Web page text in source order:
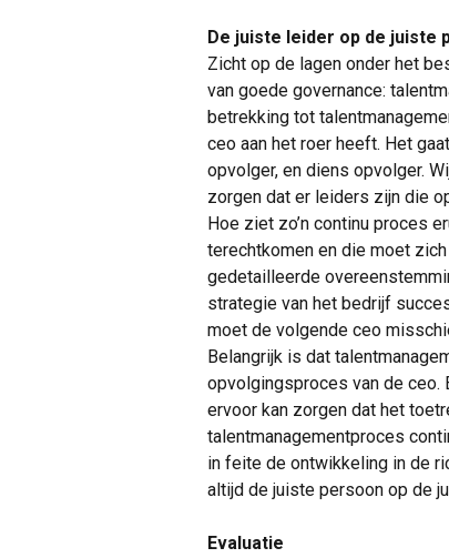
De juiste leider op de juiste
Zicht op de lagen onder het
van goede governance:
betrekking tot
ceo aan het roer heeft. Het
opvolger, en diens opvolger.
zorgen dat er leiders zijn die
Hoe ziet zo’n continu proces
terechtkomen en die moet
gedetailleerde
strategie van het bedrijf
moet de volgende ceo
Belangrijk is dat
opvolgingsproces van de ceo.
ervoor kan zorgen dat het
talentmanagementproces
in feite de ontwikkeling in de
altijd de juiste persoon op de
Evaluatie